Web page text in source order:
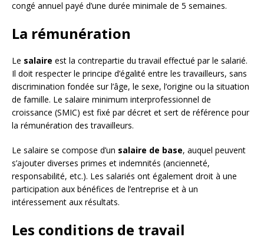
congé annuel payé d’une durée minimale de 5 semaines.
La rémunération
Le salaire est la contrepartie du travail effectué par le salarié.
Il doit respecter le principe d’égalité entre les travailleurs, sans
discrimination fondée sur l’âge, le sexe, l’origine ou la situation
de famille. Le salaire minimum interprofessionnel de
croissance (SMIC) est fixé par décret et sert de référence pour
la rémunération des travailleurs.
Le salaire se compose d’un salaire de base, auquel peuvent
s’ajouter diverses primes et indemnités (ancienneté,
responsabilité, etc.). Les salariés ont également droit à une
participation aux bénéfices de l’entreprise et à un
intéressement aux résultats.
Les conditions de travail